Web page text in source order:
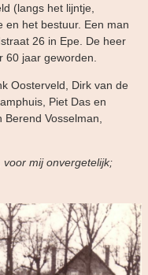
(langs het lijntje,
en het bestuur. Een man
26 in Epe. De heer
jaar geworden.
Oosterveld, Dirk van de
Piet Das en
Vosselman,
mij onvergetelijk;